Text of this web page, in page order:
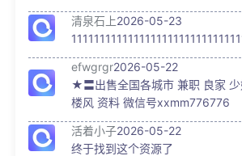
清泉石上2026-05-23
efwgrgr2026-05-22
★〓出售全国各城市 兼职 良家
楼风 资料 微信号xxmm776776
活着小子2026-05-22
终于找到这个资源了